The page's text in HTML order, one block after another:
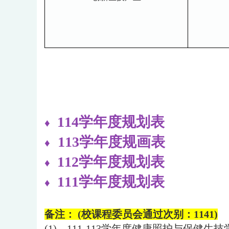
♦ 114学年度规划表
♦ 113学年度规画表
♦ 112学年度规划表
♦ 111学年度规划表
备注： (校课程委员会通过次别：1141)